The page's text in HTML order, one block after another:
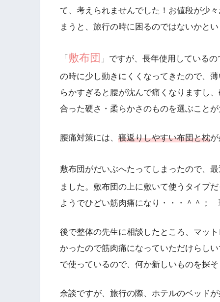
て、考えられませんでした！お値段が少
まうと、旅行の時に困るのではないかと
「 敷布団 」ですが、長年使用している
の時に少し動きにくくなってきたので、
らかすぎると腰が沈んで痛くなりますし
合った硬さ・柔らかさのものを選ぶこと
腰痛対策には、 寝返りしやすい布団と枕
敷布団がだいぶへたってしまったので、
ました。敷布団の上に敷いて使うタイプ
ようでひどい筋肉痛になり・・・＾＾；
後で整体の先生に相談したところ、マッ
かったので筋肉痛になっていただけらし
で使っているので、何か新しいものを探
余談ですが、旅行の際、ホテルのベッド